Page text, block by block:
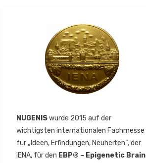
NUGENISwurde 2015 auf der
wichtigsten internationalen Fachmesse
für „Ideen, Erfindungen, Neuheiten“, der
iENA, für den EBP® – Epigenetic Brain